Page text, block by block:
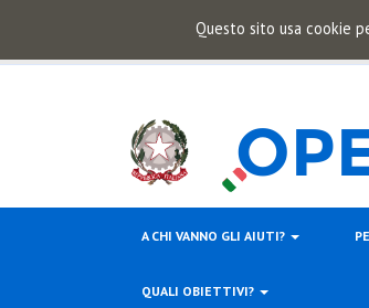
Questo sito usa cookie
A CHI VANNO GLI AIUTI?
QUALI OBIETTIVI?